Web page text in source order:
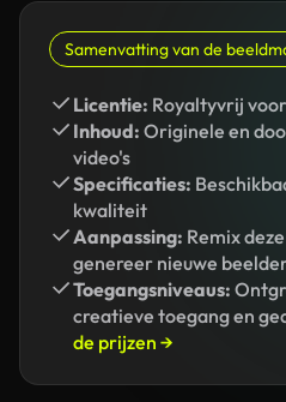
Samenvatting van de
Licentie: Royaltyvrij
Inhoud: Originele en
video's
Specificaties:
kwaliteit
Aanpassing: Remix
genereer nieuwe
Toegangsniveaus:
creatieve toegang en
de prijzen →